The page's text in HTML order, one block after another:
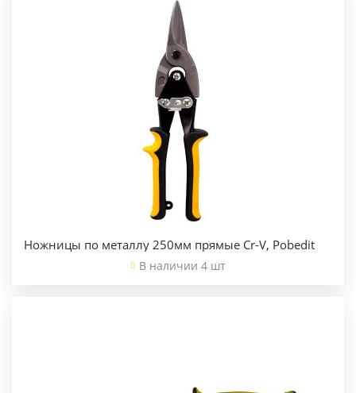
Ножницы по металлу 250мм прямые Cr-V, Pobedit
В наличии 4 шт